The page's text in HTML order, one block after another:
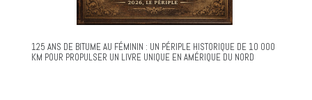
125 ANS DE BITUME AU FÉMININ : UN PÉRIPLE HISTORIQUE DE 10 000
KM POUR PROPULSER UN LIVRE UNIQUE EN AMÉRIQUE DU NORD